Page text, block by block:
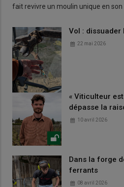
fait revivre un moulin unique en son
Vol : dissuader
22 mai 2026
« Viticulteur
dépasse la
10 avril 2026
Dans la forge
ferrants
08 avril 2026